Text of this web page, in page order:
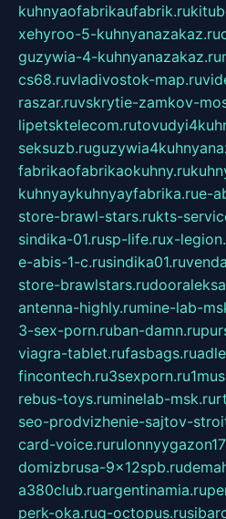
kuhnyaofabrikaufabrik.ru
xehyroo-5-kuhnyanazakaz.ru
guzywia-4-kuhnyanazakaz.ru
cs68.ruvladivostok-map.ru
raszar.ruvskrytie-zamkov-
lipetsktelecom.ru
seksuzb.ru
fabrikaofabrikaokuhny.ru
kuhnyaykuhnyayfabrika.rue-
store-brawl-stars.rukts-
sindika-01.rusp-life.rux-
e-abis-1-c.rusindika01.ru
store-brawlstars.ru
antenna-highly.rumine-lab-
3-sex-porn.ruban-damn.ru
viagra-tablet.rufasbags.ru
fincontech.ru3sexporn.ru
rebus-toys.ruminelab-msk.ru
seo-prodvizhenie-sajtov-
card-voice.ru
domizbrusa-9x12spb.ru
a380club.ruargentinamia.ru
perk-oka.rug-octopus.ru